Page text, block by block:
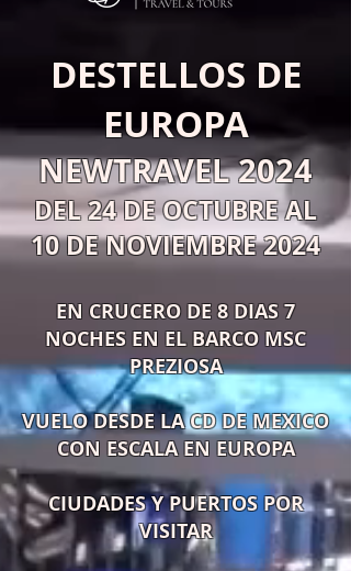
DESTELLOS DE
EUROPA
NEWTRAVEL 2024
DEL 24 DE OCTUBREAL
10 DE NOVIEMBRE 2024
EN CRUCERO DE 8DIAS 7
NOCHES EN EL BARCO MSC
PREZIOSA
VUELO DESDE LA CD DE MEXICO
CON ESCALA EN EUROPA
CIUDADES Y PUERTOS POR
VISITAR